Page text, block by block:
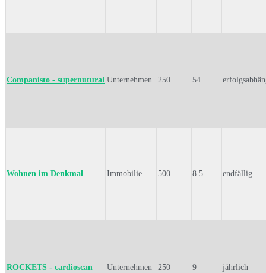
Companisto - supernutural Unternehmen 250 54
Wohnen im Denkmal Immobilie 500 8.5 endfällig
ROCKETS - cardioscan Unternehmen 250 9 jährlich